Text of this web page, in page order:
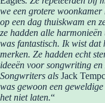
we een grotere
op een dag thuiskwam en
ze hadden alle
was fantastisch. Ik wist dat
merken. Ze hadden echt
ideeën voor songwriting
Songwriters als Jack
was gewoon een
het niet laten.“